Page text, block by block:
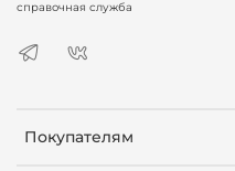
Покупателям
справочная служба